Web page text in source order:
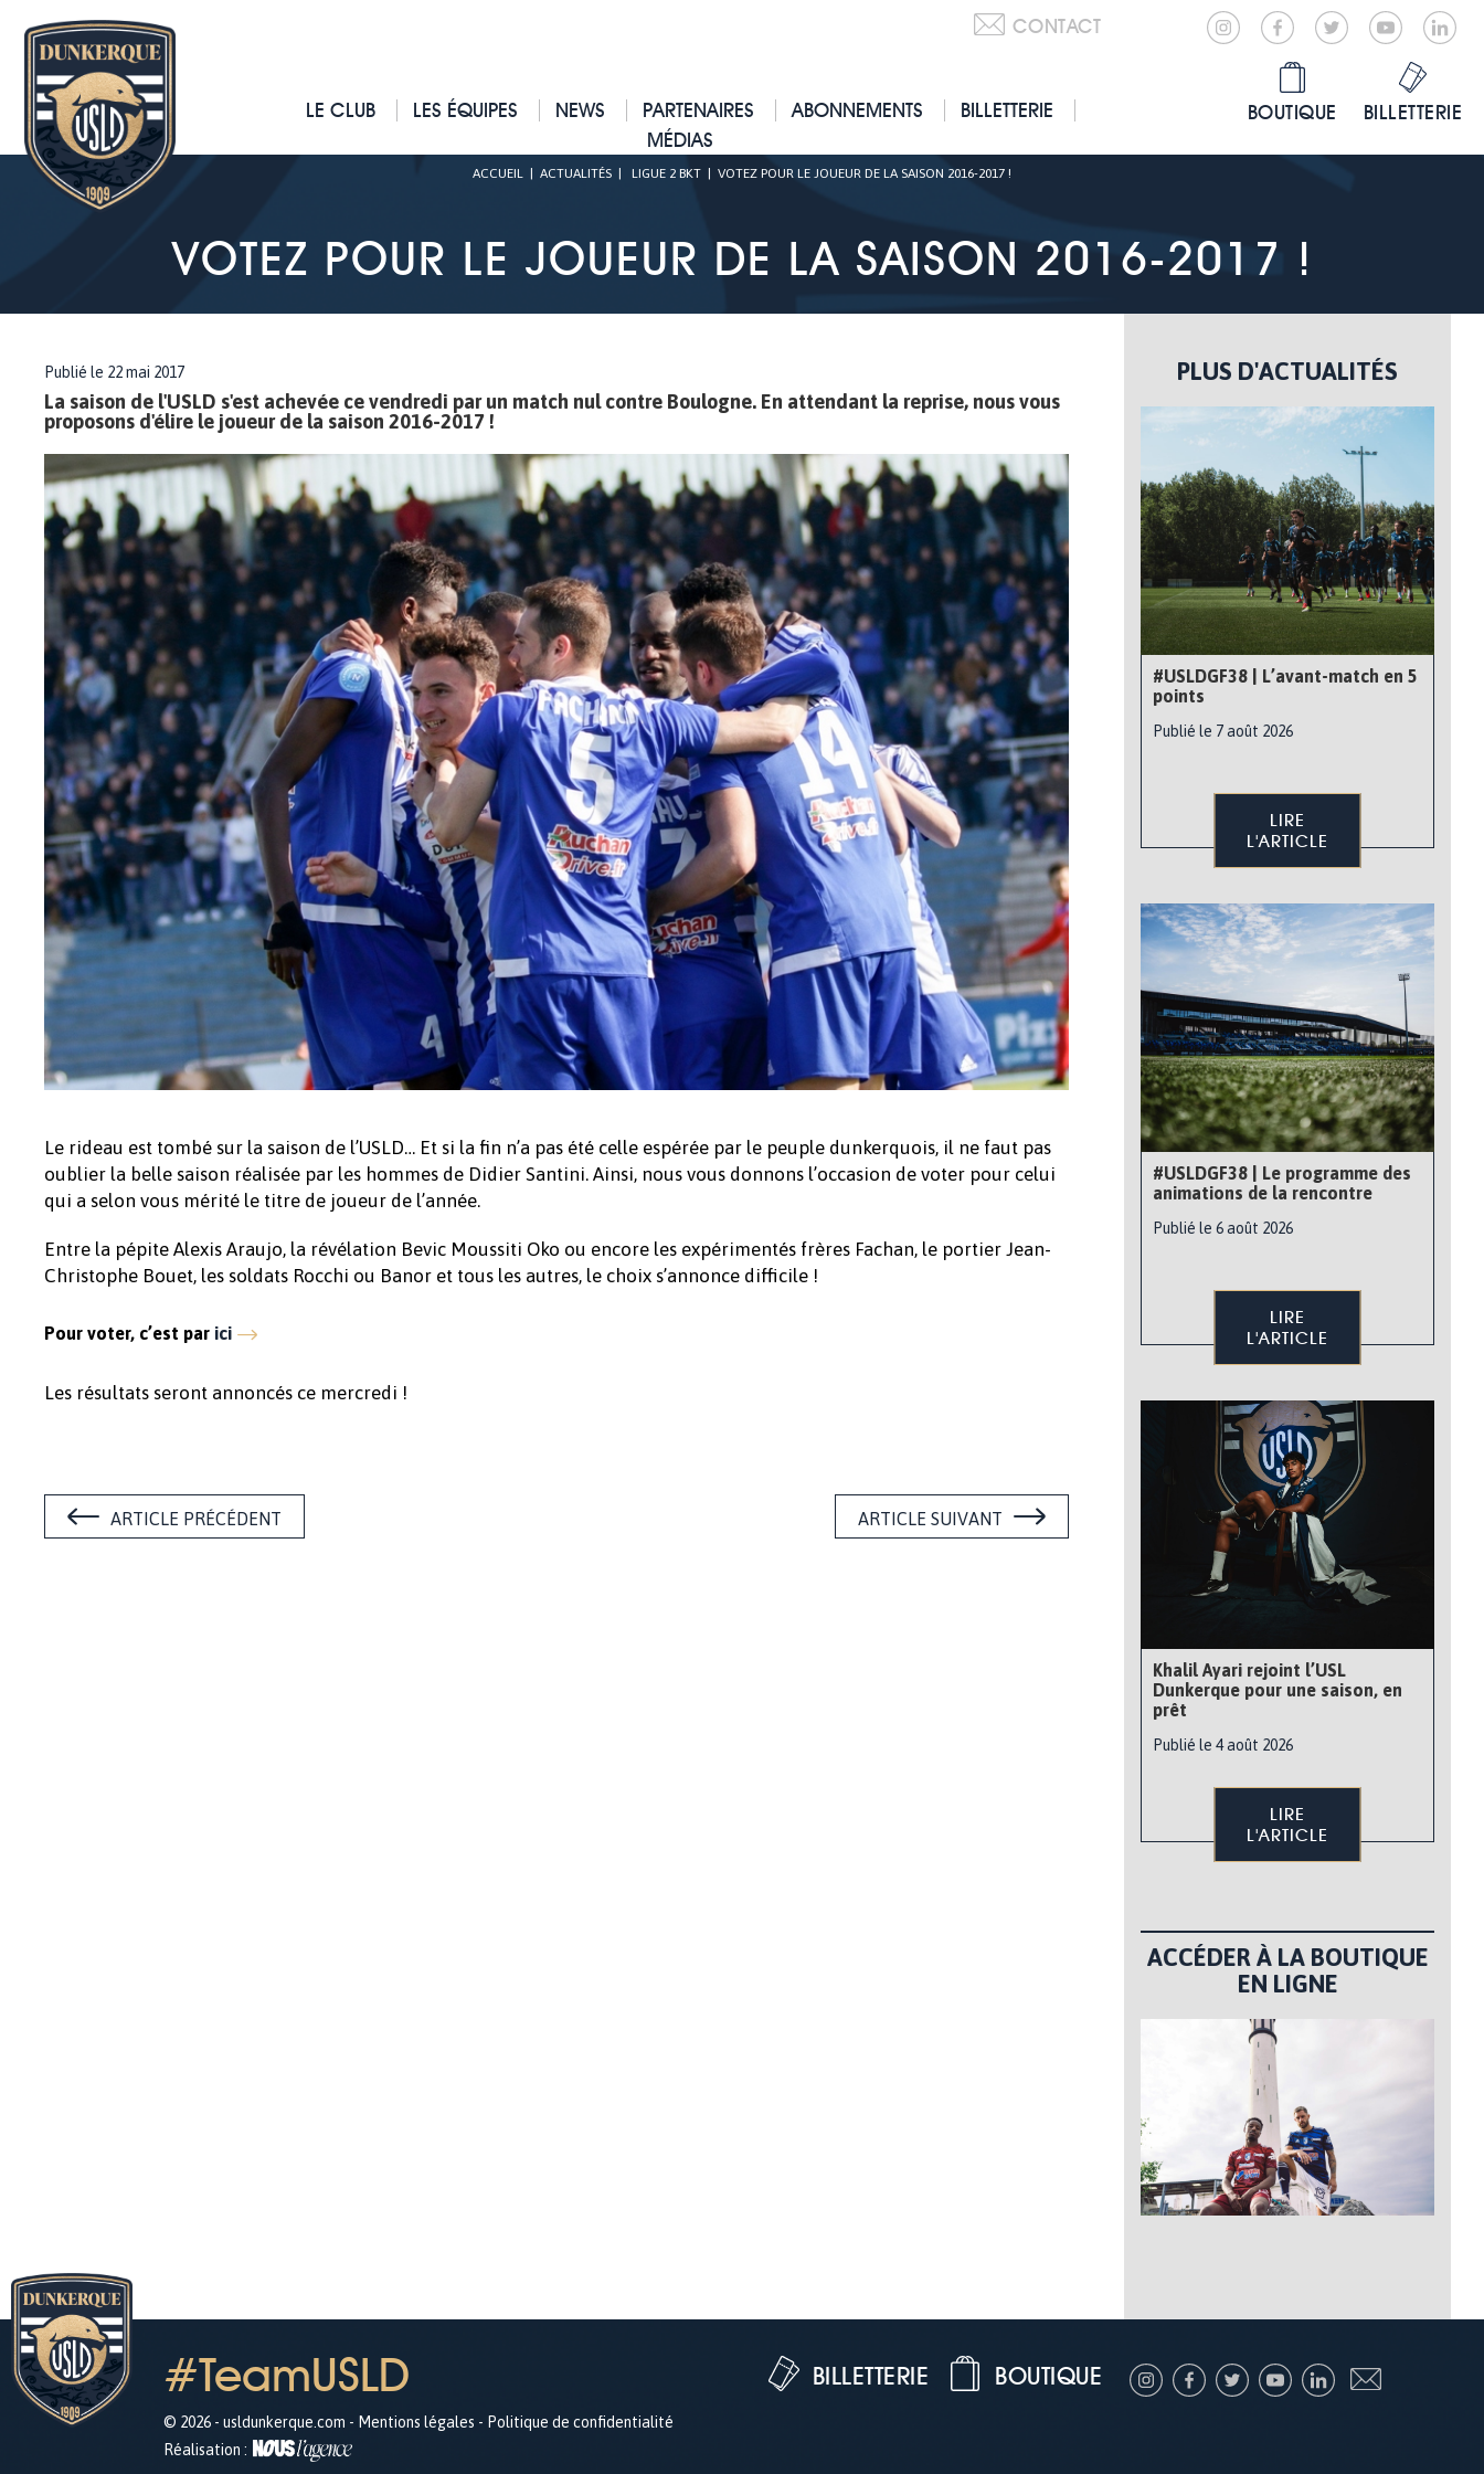
CONTACT
LE CLUB LES ÉQUIPES NEWS PARTENAIRES ABONNEMENTS
BILLETTERIE
MÉDIAS
BOUTIQUE BILLETTERIE
ACCUEIL ACTUALITÉS LIGUE 2 BKT VOTEZ POUR LE JOUEUR DE LA SAISON 2016-2017 !
VOTEZ POUR LE JOUEUR DE LA SAISON 2016-2017 !
Publié le 22 mai 2017
La saison de l'USLD s'est achevée ce vendredi par un match nul contre Boulogne. En attendant la reprise, nous vous
proposons d'élire le joueur de la saison 2016-2017 !
Le rideau est tombé sur la saison de l’USLD… Et si la fin n’a pas été celle espérée par le peuple dunkerquois, il ne faut pas
oublier la belle saison réalisée par les hommes de Didier Santini. Ainsi, nous vous donnons l’occasion de voter pour celui
qui a selon vous mérité le titre de joueur de l’année.
Entre la pépite Alexis Araujo, la révélation Bevic Moussiti Oko ou encore les expérimentés frères Fachan, le portier Jean-
Christophe Bouet, les soldats Rocchi ou Banor et tous les autres, le choix s’annonce difficile !
Pour voter, c’est par ici
Les résultats seront annoncés ce mercredi !
ARTICLE PRÉCÉDENT ARTICLE SUIVANT
PLUS D'ACTUALITÉS
#USLDGF38 | L’avant-match en 5
points
Publié le 7 août 2026
LIRE
L'ARTICLE
#USLDGF38 | Le programme des
animations de la rencontre
Publié le 6 août 2026
LIRE
L'ARTICLE
Khalil Ayari rejoint l’USL
Dunkerque pour une saison, en
prêt
Publié le 4 août 2026
LIRE
L'ARTICLE
ACCÉDER À LA BOUTIQUE
EN LIGNE
#TeamUSLD
© 2026 - usldunkerque.com - Mentions légales - Politique de confidentialité
Réalisation :
BOUTIQUE
BILLETTERIE